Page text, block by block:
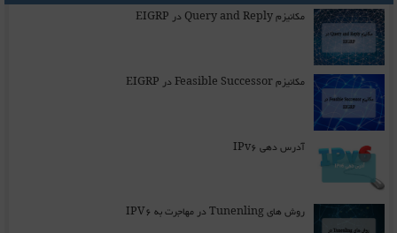
مکانیزم Query and Reply در EIGRP
مکانیزم Feasible Successor در EIGRP
آدرس دهی IPv6
روش های Tunenling در مهاجرت به IPV6